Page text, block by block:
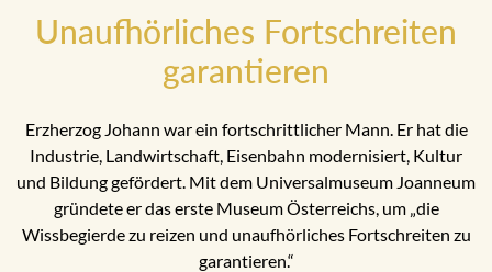
Unaufhörliches Fortschreiten
garantieren
Erzherzog Johann war ein fortschrittlicher Mann. Er hat die
Industrie, Landwirtschaft, Eisenbahn modernisiert, Kultur
und Bildung gefördert. Mit dem Universalmuseum Joanneum
gründete er das erste Museum Österreichs, um „die
Wissbegierde zu reizen und unaufhörliches Fortschreiten zu
garantieren.“